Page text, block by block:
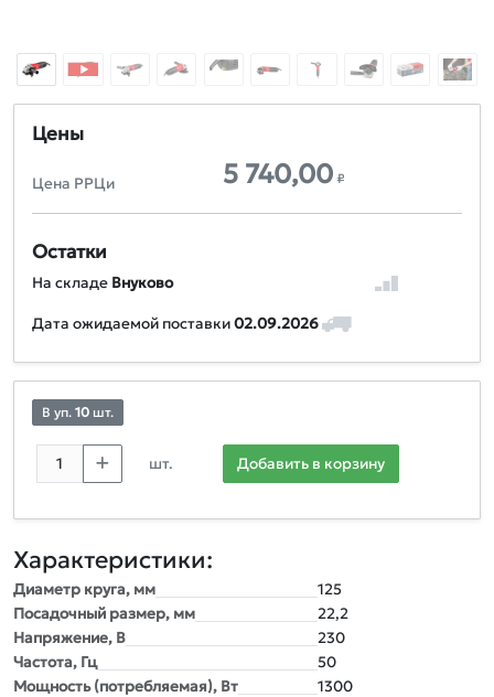
Цены
Цена РРЦи 5 740,00 ₽
Остатки
На складе Внуково
Дата ожидаемой поставки02.09.2026
В уп. 10 шт.
шт. Добавить в корзину
Характеристики:
Диаметр круга, мм
125
Посадочный размер, мм
22,2
Напряжение, В
230
Частота, Гц
50
Мощность (потребляемая), Вт
1300